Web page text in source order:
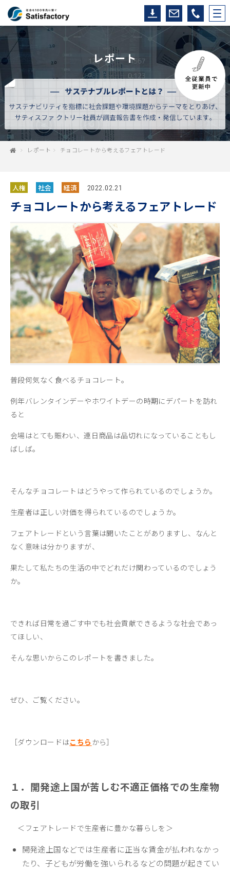
レポート
レポート チョコレートから考えるフェアトレード
人権 社会 経済 2022.02.21
チョコレートから考えるフェアトレード
普段何気なく食べるチョコレート。
例年バレンタインデーやホワイトデーの時期にデパートを訪れ
ると
会場はとても賑わい、連日商品は品切れになっていることもし
ばしば。
そんなチョコレートはどうやって作られているのでしょうか。
生産者は正しい対価を得られているのでしょうか。
フェアトレードという言葉は聞いたことがありますし、なんと
なく意味は分かりますが、
果たして私たちの生活の中でどれだけ関わっているのでしょう
か。
できれば日常を過ごす中でも社会貢献できるような社会であっ
てほしい、
そんな思いからこのレポートを書きました。
ぜひ、ご覧ください。
［ダウンロードはこちら から］
１．開発途上国が苦しむ不適正価格での生産物
の取引
＜フェアトレードで生産者に豊かな暮らしを＞
開発途上国などでは生産者に正当な賃金が払われなかっ
たり、子どもが労働を強いられるなどの問題が起きてい